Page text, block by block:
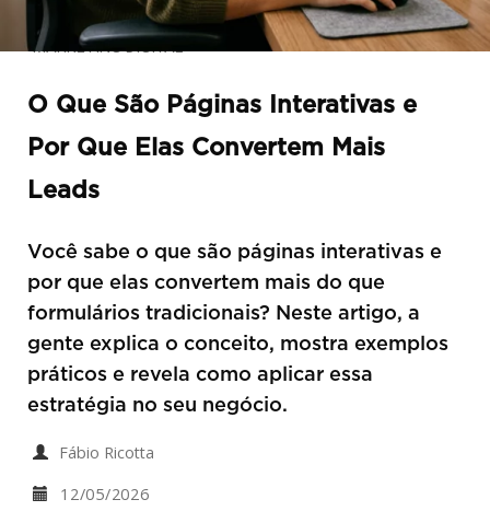
MARKETING DIGITAL
O Que São Páginas Interativas e
Por Que Elas Convertem Mais
Leads
Você sabe o que são páginas interativas e
por que elas convertem mais do que
formulários tradicionais? Neste artigo, a
gente explica o conceito, mostra exemplos
práticos e revela como aplicar essa
estratégia no seu negócio.
Fábio Ricotta
12/05/2026